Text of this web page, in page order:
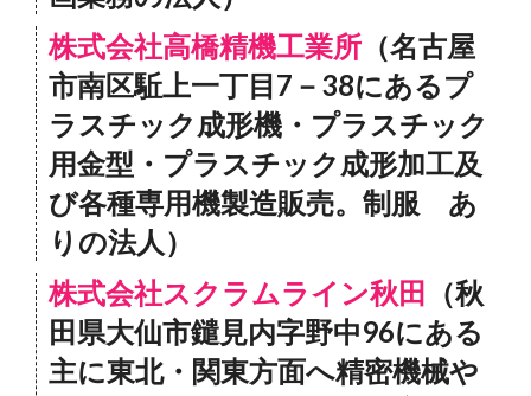
株式会社高橋精機工業所 （名古屋
市南区駈上一丁目7－38にあるプ
ラスチック成形機・プラスチック
用金型・プラスチック成形加工及
び各種専用機製造販売。制服 あ
りの法人）
株式会社スクラムライン秋田
（秋
田県大仙市鑓見内字野中96にある
主に東北・関東方面へ精密機械や